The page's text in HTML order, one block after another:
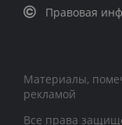
Правовая
Материалы,
рекламой
Все права